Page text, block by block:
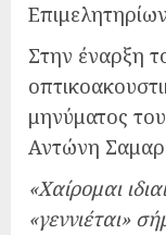
Στην έναρξη
μηνύματος
Αντώνη
«Χαίρομαι
«γεννιέται»